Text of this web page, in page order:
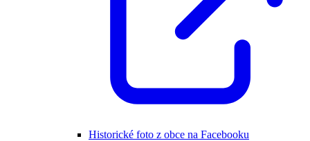
Historické foto z obce na Facebooku